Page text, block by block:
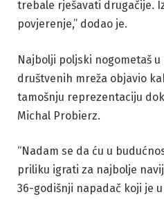
trebale rješavati drugačije.
povjerenje,” dodao je.
Najbolji poljski nogometaš
društvenih mreža objavio
tamošnju reprezentaciju
Michal Probierz.
“Nadam se da ću u
priliku igrati za najbolje
36-godišnji napadač koji je